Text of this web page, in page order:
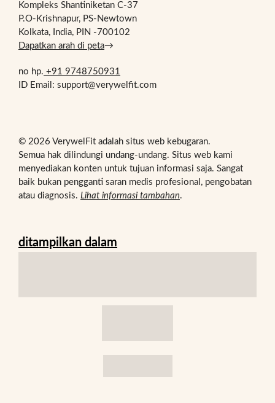
Kompleks Shantiniketan C-37
P.O-Krishnapur, PS-Newtown
Kolkata, India, PIN -700102
Dapatkan arah di peta→
no hp. +91 9748750931
ID Email: support@verywelfit.com
© 2026 VerywelFit adalah situs web kebugaran.
Semua hak dilindungi undang-undang. Situs web kami
menyediakan konten untuk tujuan informasi saja. Sangat
baik bukan pengganti saran medis profesional, pengobatan
atau diagnosis. Lihat informasi tambahan.
ditampilkan dalam